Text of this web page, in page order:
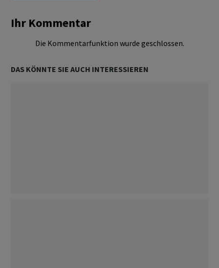
Ihr Kommentar
Die Kommentarfunktion wurde geschlossen.
DAS KÖNNTE SIE AUCH INTERESSIEREN